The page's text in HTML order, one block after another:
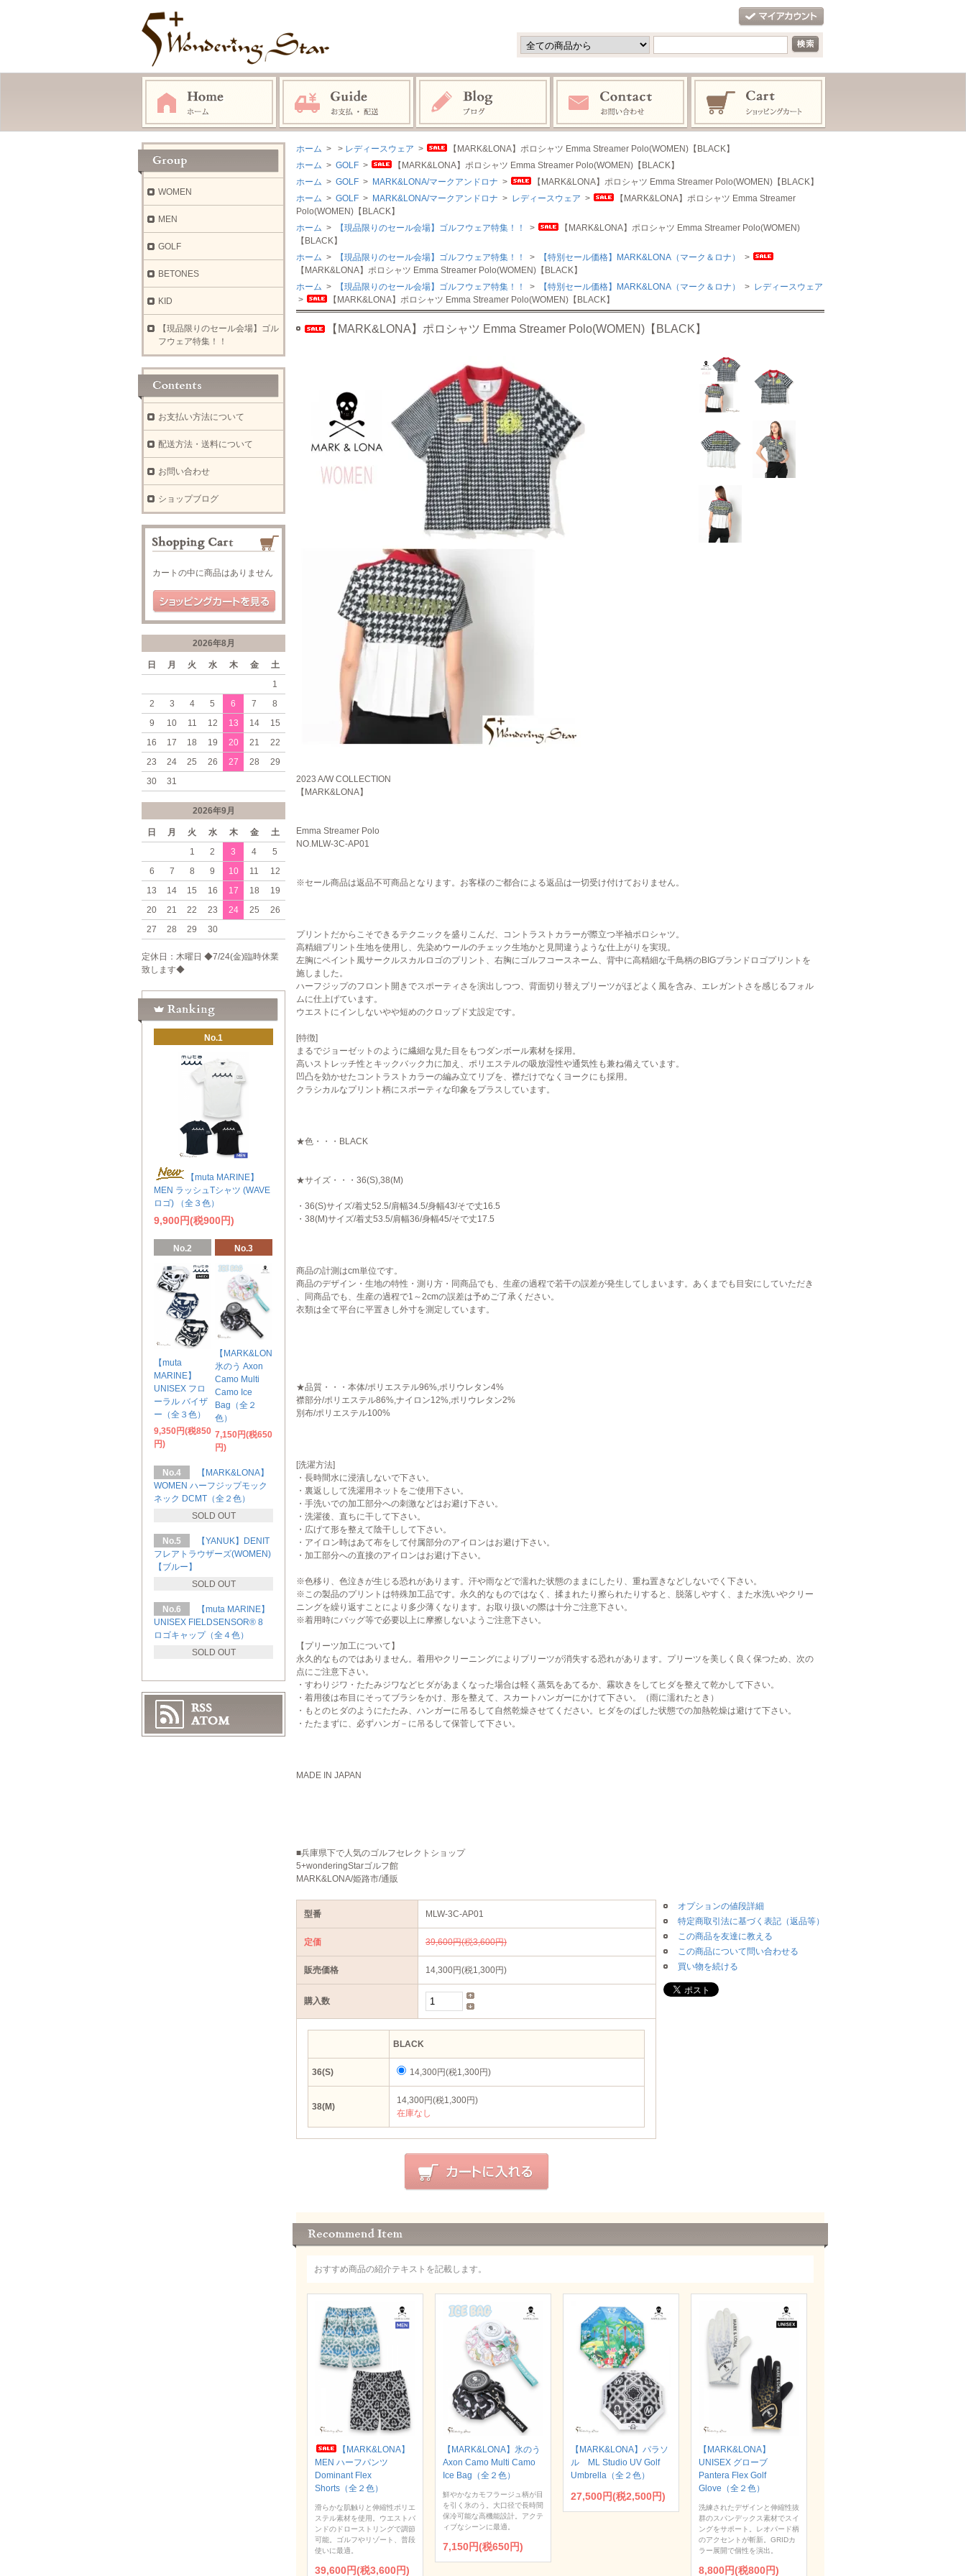
ホーム > > レディースウェア >
【MARK&LONA】ポロシャツ Emma Streamer Polo(WOMEN)【BLACK】
ホーム > GOLF >
【MARK&LONA】ポロシャツ Emma Streamer Polo(WOMEN)【BLACK】
ホーム > GOLF > MARK&LONA/マークアンドロナ >
【MARK&LONA】ポロシャツ Emma Streamer Polo(WOMEN)【BLACK】
ホーム > GOLF > MARK&LONA/マークアンドロナ > レディースウェア >
【MARK&LONA】ポロシャツ Emma Streamer
Polo(WOMEN)【BLACK】
ホーム > 【現品限りのセール会場】ゴルフウェア特集！！ >
【MARK&LONA】ポロシャツ Emma Streamer Polo(WOMEN)
【BLACK】
ホーム > 【現品限りのセール会場】ゴルフウェア特集！！ > 【特別セール価格】MARK&LONA（マーク＆ロナ）
>
【MARK&LONA】ポロシャツ Emma Streamer Polo(WOMEN)【BLACK】
ホーム > 【現品限りのセール会場】ゴルフウェア特集！！ > 【特別セール価格】MARK&LONA（マーク＆ロナ） > レディースウェア
>
【MARK&LONA】ポロシャツ Emma Streamer Polo(WOMEN)【BLACK】
【MARK&LONA】ポロシャツ Emma Streamer Polo(WOMEN)【BLACK】
2023 A/W COLLECTION
【MARK&LONA】
Emma Streamer Polo
NO.MLW-3C-AP01
※セール商品は返品不可商品となります。お客様のご都合による返品は一切受け付けておりません。
プリントだからこそできるテクニックを盛りこんだ、コントラストカラーが際立つ半袖ポロシャツ。
高精細プリント生地を使用し、先染めウールのチェック生地かと見間違うような仕上がりを実現。
左胸にペイント風サークルスカルロゴのプリント、右胸にゴルフコースネーム、背中に高精細な千鳥柄のBIGブランドロゴプリントを
施しました。
ハーフジップのフロント開きでスポーティさを演出しつつ、背面切り替えプリーツがほどよく風を含み、エレガントさを感じるフォル
ムに仕上げています。
ウエストにインしないやや短めのクロップド丈設定です。
[特徴]
まるでジョーゼットのように繊細な見た目をもつダンボール素材を採用。
高いストレッチ性とキックバック力に加え、ポリエステルの吸放湿性や通気性も兼ね備えています。
凹凸を効かせたコントラストカラーの編み立てリブを、襟だけでなくヨークにも採用。
クラシカルなプリント柄にスポーティな印象をプラスしています。
★色・・・BLACK
★サイズ・・・36(S),38(M)
・36(S)サイズ/着丈52.5/肩幅34.5/身幅43/そで丈16.5
・38(M)サイズ/着丈53.5/肩幅36/身幅45/そで丈17.5
商品の計測はcm単位です。
商品のデザイン・生地の特性・測り方・同商品でも、生産の過程で若干の誤差が発生してしまいます。あくまでも目安にしていただき
、同商品でも、生産の過程で1～2cmの誤差は予めご了承ください。
衣類は全て平台に平置きし外寸を測定しています。
★品質・・・本体/ポリエステル96%,ポリウレタン4%
襟部分/ポリエステル86%,ナイロン12%,ポリウレタン2%
別布/ポリエステル100%
[洗濯方法]
・長時間水に浸漬しないで下さい。
・裏返しして洗濯用ネットをご使用下さい。
・手洗いでの加工部分への刺激などはお避け下さい。
・洗濯後、直ちに干して下さい。
・広げて形を整えて陰干しして下さい。
・アイロン時はあて布をして付属部分のアイロンはお避け下さい。
・加工部分への直接のアイロンはお避け下さい。
※色移り、色泣きが生じる恐れがあります。汗や雨などで濡れた状態のままにしたり、重ね置きなどしないでく下さい。
※この製品のプリントは特殊加工品です。永久的なものではなく、揉まれたり擦られたりすると、脱落しやすく、また水洗いやクリー
ニングを繰り返すことにより多少薄くなります。お取り扱いの際は十分ご注意下さい。
※着用時にバッグ等で必要以上に摩擦しないようご注意下さい。
【プリーツ加工について】
永久的なものではありません。着用やクリーニングによりプリーツが消失する恐れがあります。プリーツを美しく良く保つため、次の
点にご注意下さい。
・すわりジワ・たたみジワなどヒダがあまくなった場合は軽く蒸気をあてるか、霧吹きをしてヒダを整えて乾かして下さい。
・着用後は布目にそってブラシをかけ、形を整えて、スカートハンガーにかけて下さい。（雨に濡れたとき）
・もとのヒダのようにたたみ、ハンガーに吊るして自然乾燥させてください。ヒダをのばした状態での加熱乾燥は避けて下さい。
・たたまずに、必ずハンガ－に吊るして保菅して下さい。
MADE IN JAPAN
■兵庫県下で人気のゴルフセレクトショップ
5+wonderingStarゴルフ館
MARK&LONA/姫路市/通販
型番 MLW-3C-AP01
定価 39,600円(税3,600円)
販売価格 14,300円(税1,300円)
購入数
BLACK
36(S) 14,300円(税1,300円)
38(M)
14,300円(税1,300円)
在庫なし
オプションの値段詳細
特定商取引法に基づく表記（返品等）
この商品を友達に教える
この商品について問い合わせる
買い物を続ける
おすすめ商品の紹介テキストを記載します。
【MARK&LONA】
MEN ハーフパンツ
Dominant Flex
Shorts（全２色）
滑らかな肌触りと伸縮性ポリエ
ステル素材を使用。ウエストバ
ンドのドローストリングで調節
可能。ゴルフやリゾート、普段
使いに最適。
39,600円(税3,600円)
【MARK&LONA】氷のう
Axon Camo Multi Camo
Ice Bag（全２色）
鮮やかなカモフラージュ柄が目
を引く氷のう。大口径で長時間
保冷可能な高機能設計。アクテ
ィブなシーンに最適。
7,150円(税650円)
【MARK&LONA】パラソ
ル ML Studio UV Golf
Umbrella（全２色）
27,500円(税2,500円)
【MARK&LONA】
UNISEX グローブ
Pantera Flex Golf
Glove（全２色）
洗練されたデザインと伸縮性抜
群のスパンデックス素材でスイ
ングをサポート。レオパード柄
のアクセントが斬新。GRIDカ
ラー展開で個性を演出。
8,800円(税800円)
WOMEN
MEN
GOLF
BETONES
KID
【現品限りのセール会場】ゴル
フウェア特集！！
お支払い方法について
配送方法・送料について
お問い合わせ
ショップブログ
カートの中に商品はありません
2026年8月
日 月 火 水 木 金
土
1
2
3 4 5 6 7
8
9
10 11 12 13 14
15
16
17 18 19 20 21
22
23
24 25 26 27 28
29
30
31
2026年9月
日 月 火 水 木 金
土
1
2 3 4
5
6
7 8 9 10 11
12
13
14 15 16 17 18
19
20
21 22 23 24 25
26
27
28 29 30
定休日：木曜日 ◆7/24(金)臨時休業
致します◆
No.1
【muta MARINE】
MEN ラッシュTシャツ (WAVE
ロゴ) （全３色）
9,900円(税900円)
No.2
【muta
MARINE】
UNISEX フロ
ーラル バイザ
ー（全３色）
9,350円(税850
円)
No.3
【MARK&LONA】
氷のう Axon
Camo Multi
Camo Ice
Bag（全２
色）
7,150円(税650
円)
No.4
【MARK&LONA】
WOMEN ハーフジップモック
ネック DCMT（全２色）
SOLD OUT
No.5
【YANUK】DENIT
フレアトラウザーズ(WOMEN)
【ブルー】
SOLD OUT
No.6
【muta MARINE】
UNISEX FIELDSENSOR®︎ 8
ロゴキャップ（全４色）
SOLD OUT